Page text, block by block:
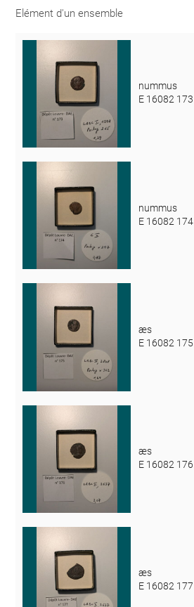
Elément d'un ensemble
nummus
E 16082 173
nummus
E 16082 174
æs
E 16082 175
æs
E 16082 176
æs
E 16082 177